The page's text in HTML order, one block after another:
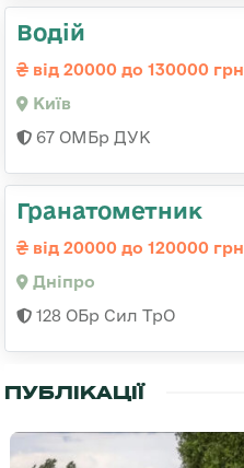
Водій
від 20000 до 130000 грн
Київ
67 ОМБр ДУК
Гранатометник
від 20000 до 120000 грн
Дніпро
128 ОБр Сил ТрО
ПУБЛІКАЦІЇ